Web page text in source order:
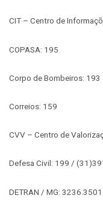
CIT – Centro de
COPASA: 195
Corpo de Bombeiros: 193
Correios: 159
CVV – Centro de
Defesa Civil: 199 /
DETRAN / MG: 3236.3501